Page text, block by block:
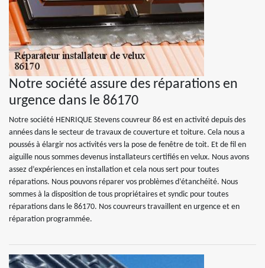
Notre société assure des réparations en
urgence dans le 86170
Notre société HENRIQUE Stevens couvreur 86 est en activité depuis des
années dans le secteur de travaux de couverture et toiture. Cela nous a
poussés à élargir nos activités vers la pose de fenêtre de toit. Et de fil en
aiguille nous sommes devenus installateurs certifiés en velux. Nous avons
assez d’expériences en installation et cela nous sert pour toutes
réparations. Nous pouvons réparer vos problèmes d’étanchéité. Nous
sommes à la disposition de tous propriétaires et syndic pour toutes
réparations dans le 86170. Nos couvreurs travaillent en urgence et en
réparation programmée.